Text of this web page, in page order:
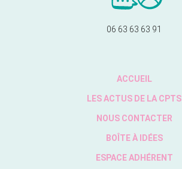
06 63 63 63 91
ACCUEIL
LES ACTUS DE LA CPTS
NOUS CONTACTER
BOÎTE À IDÉES
ESPACE ADHÉRENT